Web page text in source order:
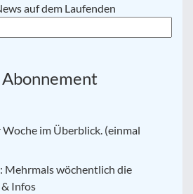
auf dem Laufenden
im Überblick. (einmal
Mehrmals wöchentlich die
Infos